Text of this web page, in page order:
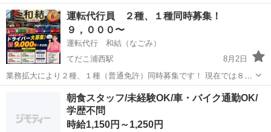
業OK！ 工場未経験でもご安心ください！！ 先輩スタッフがイチから
丁寧にサポート！ 未経験からスタートした方も多数活躍しています
☆...
沖縄 浦添市 工場 スタッフ
運転代行員 ２種、１種同時募集！
９，０００〜
運転代行 和結（なごみ）
てだこ浦西駅
8月2日
業務拡大により２種、１種（普通免許）同時募集です！ 現在では８台
稼働中ですがお客様対応が間に合わないので増員増車します🚗 営業時
１時〜６時 ハーフ...
てだこ浦西駅 運転代行
朝食スタッフ/未経験OK/車・バイク通勤OK/
学歴不問
時給1,150円～1,250円